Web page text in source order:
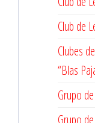
Club de
Clubes
“Blas
Grupo